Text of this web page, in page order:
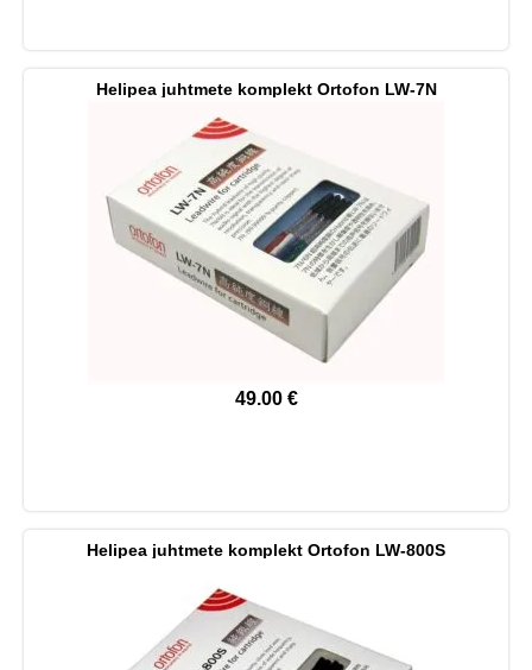
Helipea juhtmete komplekt Ortofon LW-7N
49.00 €
Helipea juhtmete komplekt Ortofon LW-800S